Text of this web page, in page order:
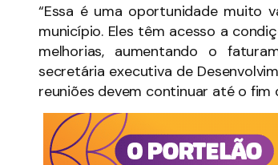
“Essa é uma oportunidade muito
município. Eles têm acesso a
melhorias, aumentando o
secretária executiva de
reuniões devem continuar até o